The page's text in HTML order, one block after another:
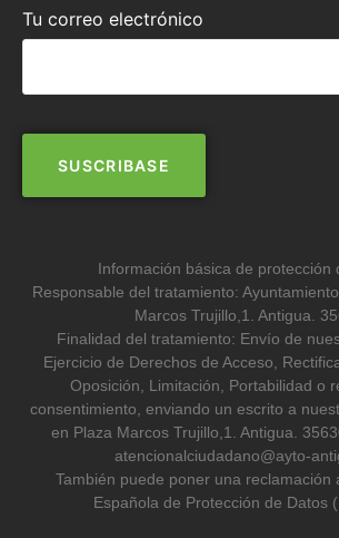
Tu correo electrónico
Información básica de protección
Responsable del tratamiento:
Marcos Trujillo,1. Antigua.
Finalidad del tratamiento: Envío de
Ejercicio de Derechos de Acceso,
Oposición, Limitación, Portabilidad o
consentimiento, enviando un escrito a
en Plaza Marcos Trujillo,1. Antigua.
atencionalciudadano@ayto-
También puede poner una reclamación
Española de Protección de Datos